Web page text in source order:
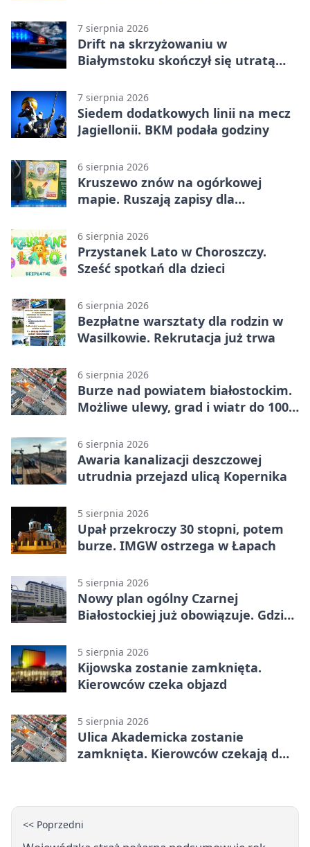
7 sierpnia 2026
Drift na skrzyżowaniu w
Białymstoku skończył się utratą
7 sierpnia 2026
Siedem dodatkowych linii na mecz
Jagiellonii. BKM podała godziny
6 sierpnia 2026
Kruszewo znów na ogórkowej
mapie. Ruszają zapisy dla
6 sierpnia 2026
Przystanek Lato w Choroszczy.
Sześć spotkań dla dzieci
6 sierpnia 2026
Bezpłatne warsztaty dla rodzin w
Wasilkowie. Rekrutacja już trwa
6 sierpnia 2026
Burze nad powiatem białostockim.
Możliwe ulewy, grad i wiatr do 100
6 sierpnia 2026
Awaria kanalizacji deszczowej
utrudnia przejazd ulicą Kopernika
5 sierpnia 2026
Upał przekroczy 30 stopni, potem
burze. IMGW ostrzega w Łapach
5 sierpnia 2026
Nowy plan ogólny Czarnej
Białostockiej już obowiązuje. Gdzie
5 sierpnia 2026
Kijowska zostanie zamknięta.
Kierowców czeka objazd
5 sierpnia 2026
Ulica Akademicka zostanie
zamknięta. Kierowców czekają dwa
<< Poprzedni